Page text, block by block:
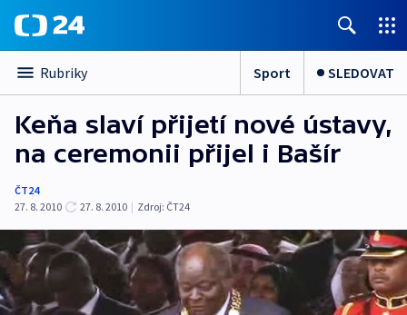
Rubriky Sport SLEDOVAT
Keňa slaví přijetí nové ústavy,
na ceremonii přijel i Bašír
ČT24
27. 8. 2010
27. 8. 2010 | Zdroj: ČT24